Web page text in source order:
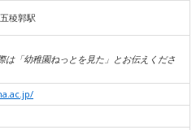
稜郭駅
は「幼稚園ねっとを見た」とお伝えくださ